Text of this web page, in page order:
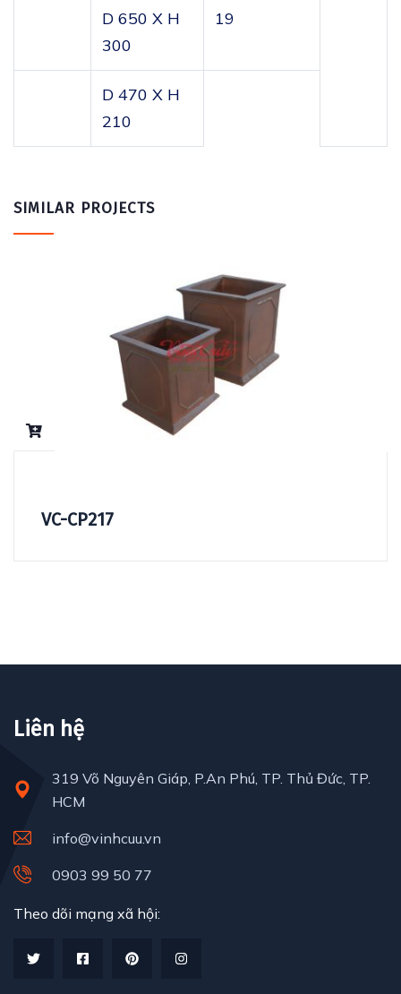
D 650 X H
300
19
D 470 X H
210
SIMILAR PROJECTS
VC-CP217
Liên hệ
319 Võ Nguyên Giáp, P.An Phú, TP. Thủ Đức, TP.
HCM
info@vinhcuu.vn
0903 99 50 77
Theo dõi mạng xã hội: